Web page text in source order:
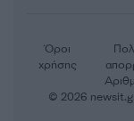
Όροι
χρήσης
© 2026